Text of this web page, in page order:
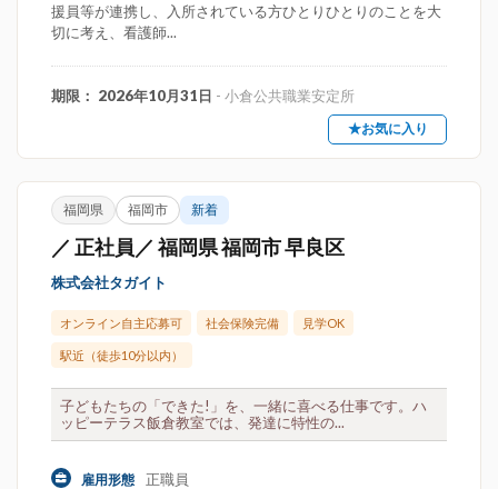
援員等が連携し、入所されている方ひとりひとりのことを大
切に考え、看護師...
期限： 2026年10月31日 - 小倉公共職業安定所
★お気に入り
福岡県 福岡市 新着
／ 正社員／ 福岡県 福岡市 早良区
株式会社タガイト
オンライン自主応募可 社会保険完備 見学OK
駅近（徒歩10分以内）
子どもたちの「できた!」を、一緒に喜べる仕事です。ハ
ッピーテラス飯倉教室では、発達に特性の...
雇用形態 正職員